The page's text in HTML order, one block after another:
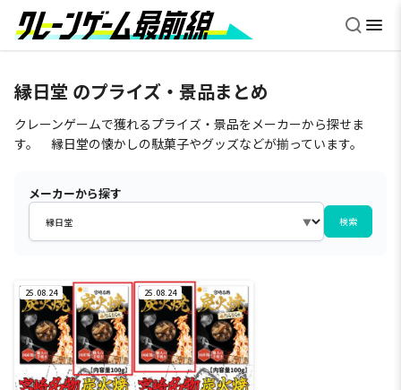
縁日堂 のプライズ・景品まとめ
クレーンゲームで獲れるプライズ・景品をメーカーから探せま
す。 縁日堂の懐かしの駄菓子やグッズなどが揃っています。
メーカーから探す
検索
25.08.24 25.08.24